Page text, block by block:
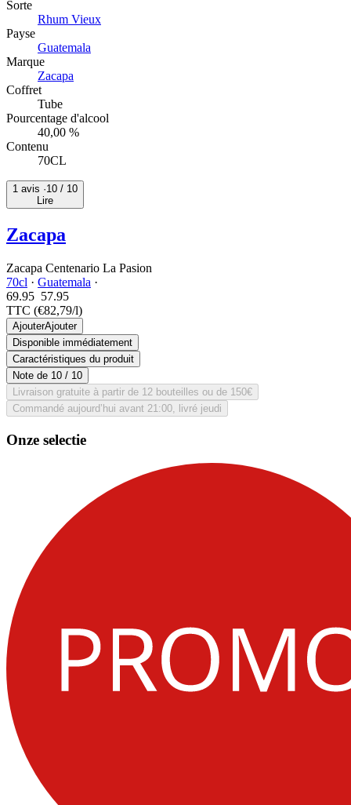
Sorte
Rhum Vieux
Payse
Guatemala
Marque
Zacapa
Coffret
Tube
Pourcentage d'alcool
40,00 %
Contenu
70CL
1 avis ·10 / 10
Lire
Zacapa
Zacapa Centenario La Pasion
70cl · Guatemala ·
69.95 57.95
TTC (€82,79/l)
AjouterAjouter
Disponible immédiatement
Caractéristiques du produit
Note de 10 / 10
Livraison gratuite à partir de 12 bouteilles ou de 150€
Commandé aujourd’hui avant 21:00, livré jeudi
Onze selectie